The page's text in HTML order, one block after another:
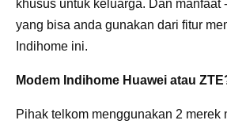
khusus untuk keluarga. Dan manfaat
yang bisa anda gunakan dari fitur
Indihome ini.
Modem Indihome Huawei atau
Pihak telkom menggunakan 2 merek